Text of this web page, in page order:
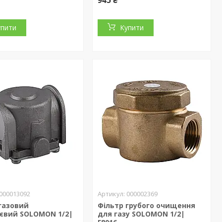
Купити
SOLOMON 1/2|
000002369
Фільтр грубого очищення
для газу SOLOMON 1/2|